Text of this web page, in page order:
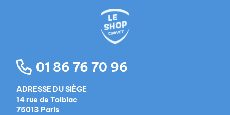
01 86 76 70 96
ADRESSE DU SIÈGE
14 rue de Tolbiac
75013 Paris